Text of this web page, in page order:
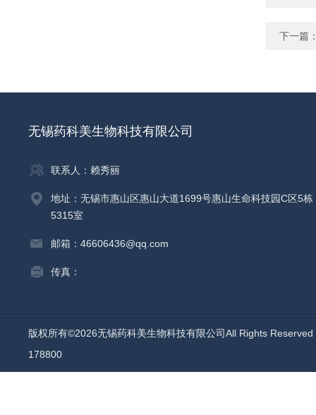
下一篇
无锡药科美生物科技有限公司
联系人：赖秀丽
地址：无锡市惠山区惠山大道1699号惠山生命科技园C区5栋
5315室
邮箱：46606436@qq.com
传真：
版权所有©2026无锡药科美生物科技有限公司All Rights
178800